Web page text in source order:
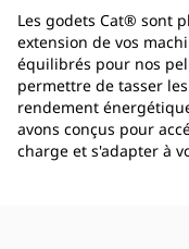
Les godets Cat® sont
extension de vos
équilibrés pour nos
permettre de tasser
rendement
avons conçus pour
charge et s'adapter à